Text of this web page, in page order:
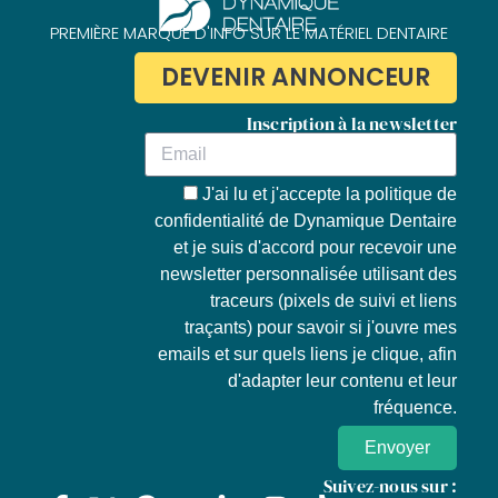
PREMIÈRE MARQUE D'INFO SUR LE MATÉRIEL DENTAIRE
DEVENIR ANNONCEUR
Inscription à la newsletter
J'ai lu et j'accepte la politique de
confidentialité de Dynamique Dentaire
et je suis d'accord pour recevoir une
newsletter personnalisée utilisant des
traceurs (pixels de suivi et liens
traçants) pour savoir si j'ouvre mes
emails et sur quels liens je clique, afin
d'adapter leur contenu et leur
fréquence.
Envoyer
Suivez-nous sur :